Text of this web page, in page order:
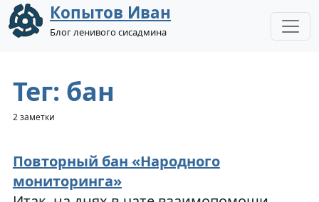
Копытов Иван
Блог ленивого сисадмина
Тег: бан
2 заметки
Повторный бан «Народного
мониторинга»